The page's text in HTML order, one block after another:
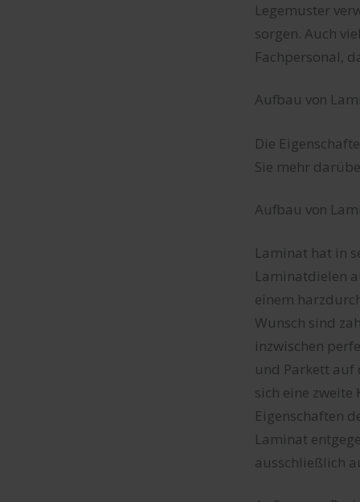
Legemuster
sorgen. Auch
Fachpersonal,
Aufbau von
Die
Sie mehr
Aufbau von
Laminat hat in
Laminatdielen
einem
Wunsch sind
inzwischen
und Parkett auf
sich eine zweite
Eigenschaften
Laminat
ausschließlich